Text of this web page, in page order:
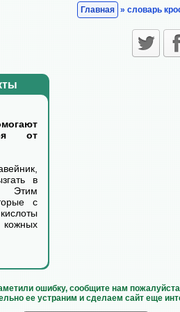
от
в
Этим
с
Главная » словарь
ошибку, сообщите нам
ее устраним и сделаем сайт еще